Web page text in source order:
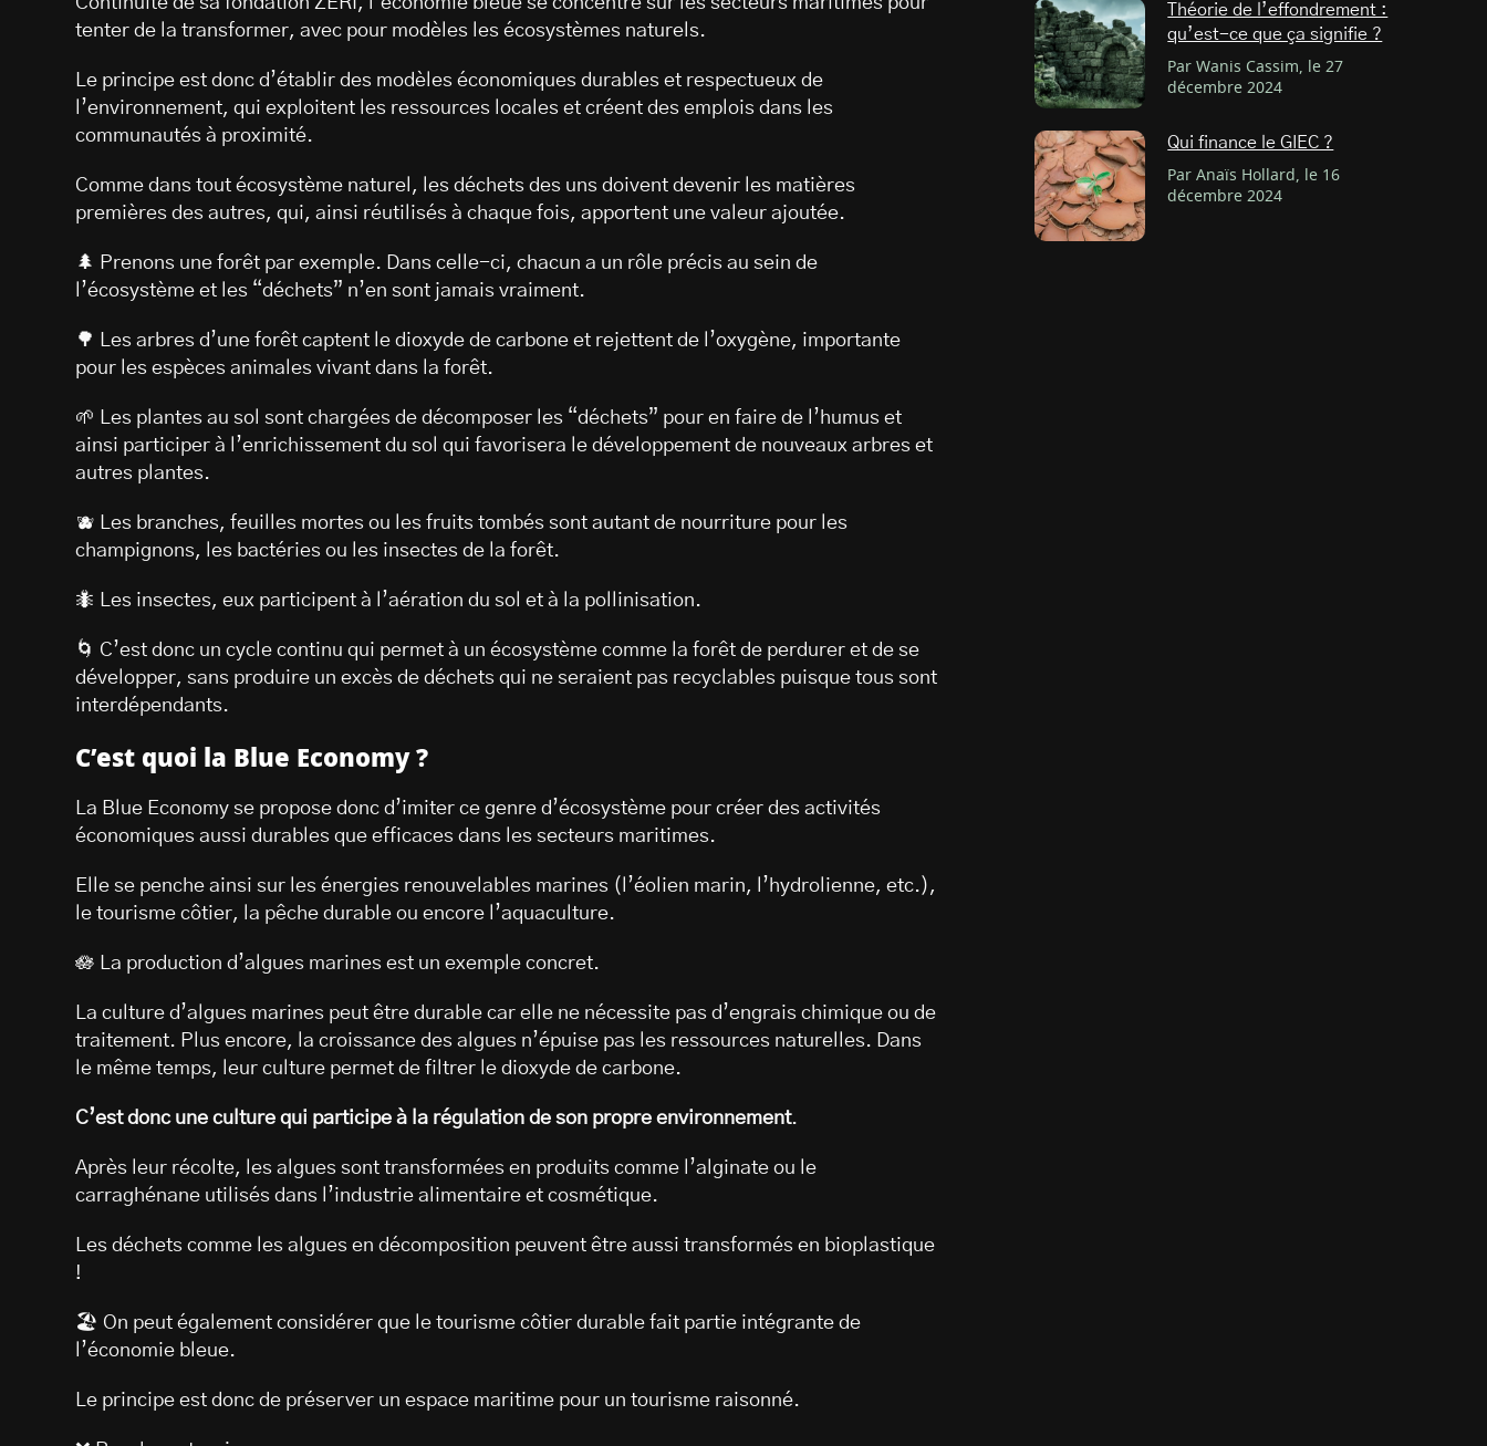
tenter de la transformer, avec pour modèles les écosystèmes naturels.
Le principe est donc d’établir des modèles économiques durables et respectueux de
l’environnement, qui exploitent les ressources locales et créent des emplois dans les
communautés à proximité.
Comme dans tout écosystème naturel, les déchets des uns doivent devenir les matières
premières des autres, qui, ainsi réutilisés à chaque fois, apportent une valeur ajoutée.
🌲 Prenons une forêt par exemple. Dans celle-ci, chacun a un rôle précis au sein de
l’écosystème et les “déchets” n’en sont jamais vraiment.
🌳 Les arbres d’une forêt captent le dioxyde de carbone et rejettent de l’oxygène, importante
pour les espèces animales vivant dans la forêt.
🌱 Les plantes au sol sont chargées de décomposer les “déchets” pour en faire de l’humus et
ainsi participer à l’enrichissement du sol qui favorisera le développement de nouveaux arbres et
autres plantes.
🫐 Les branches, feuilles mortes ou les fruits tombés sont autant de nourriture pour les
champignons, les bactéries ou les insectes de la forêt.
🐜 Les insectes, eux participent à l’aération du sol et à la pollinisation.
🌀 C’est donc un cycle continu qui permet à un écosystème comme la forêt de perdurer et de se
développer, sans produire un excès de déchets qui ne seraient pas recyclables puisque tous sont
interdépendants.
C’est quoi la Blue Economy ?
La Blue Economy se propose donc d’imiter ce genre d’écosystème pour créer des activités
économiques aussi durables que efficaces dans les secteurs maritimes.
Elle se penche ainsi sur les énergies renouvelables marines (l’éolien marin, l’hydrolienne, etc.),
le tourisme côtier, la pêche durable ou encore l’aquaculture.
🪷 La production d’algues marines est un exemple concret.
La culture d’algues marines peut être durable car elle ne nécessite pas d’engrais chimique ou de
traitement. Plus encore, la croissance des algues n’épuise pas les ressources naturelles. Dans
le même temps, leur culture permet de filtrer le dioxyde de carbone.
C’est donc une culture qui participe à la régulation de son propre environnement.
Après leur récolte, les algues sont transformées en produits comme l’alginate ou le
carraghénane utilisés dans l’industrie alimentaire et cosmétique.
Les déchets comme les algues en décomposition peuvent être aussi transformés en bioplastique
!
🏖️ On peut également considérer que le tourisme côtier durable fait partie intégrante de
l’économie bleue.
Le principe est donc de préserver un espace maritime pour un tourisme raisonné.
Théorie de l’effondrement :
qu’est-ce que ça signifie ?
Par Wanis Cassim, le 27
décembre 2024
Qui finance le GIEC ?
Par Anaïs Hollard, le 16
décembre 2024